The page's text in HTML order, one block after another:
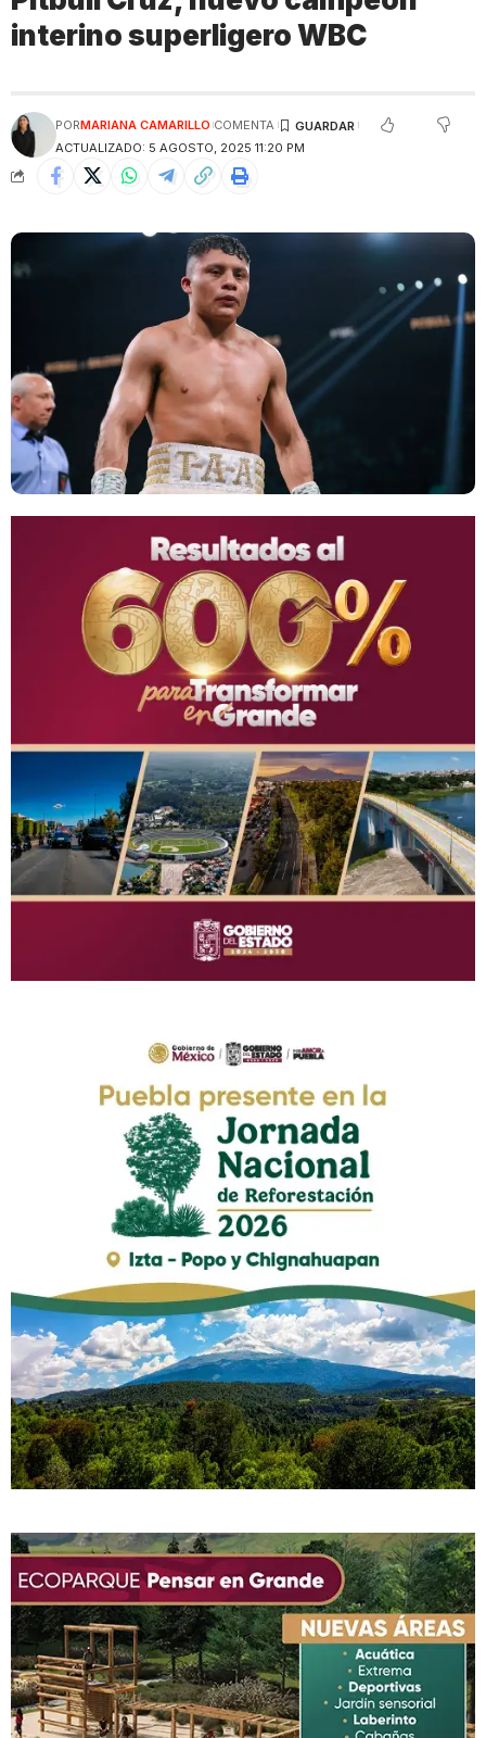
interino superligero WBC
ACTUALIZADO: 5 AGOSTO, 2025 11:20 PM
PORMARIANA CAMARILLO COMENTA